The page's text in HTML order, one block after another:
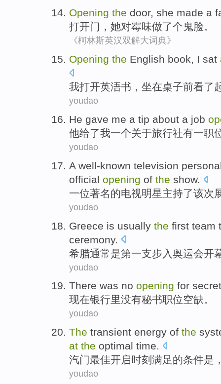
Opening the door, she made a
打开门 ， 她对霉味做了个鬼脸。
《柯林斯英汉双解大词典》
Opening the English book, I sat
我打开英浯书 ， 坐在桌子前看了
youdao
He gave me a tip about a job
他给了我一个关于旅行社有一职
youdao
A well-known television
official opening of the show.
一位著名的电视明星主持了该次
youdao
Greece is usually the first team
ceremony.
希腊通常是第一支步入 奥运会开
youdao
There was no opening for
现在银行里没有秘书职位空缺。
youdao
The transient energy of the
at the optimal time.
汽门最佳开启时刻满足的条件是
youdao